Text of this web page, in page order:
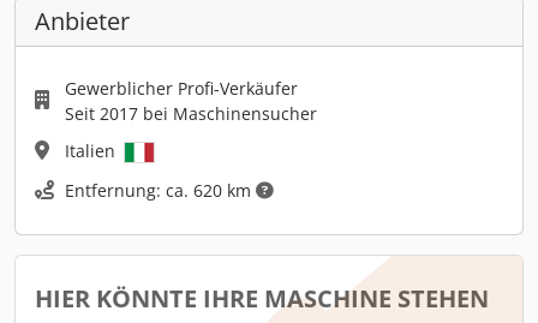
Anbieter
Gewerblicher Profi-Verkäufer
Seit 2017 bei Maschinensucher
Italien
Entfernung: ca. 620 km
HIER KÖNNTE IHRE MASCHINE STEHEN